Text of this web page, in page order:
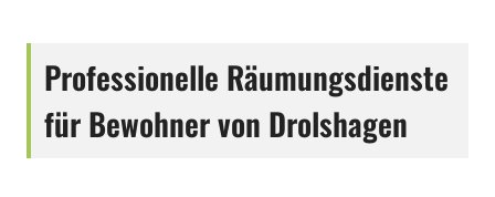
Professionelle Räumungsdienste
für Bewohner von Drolshagen